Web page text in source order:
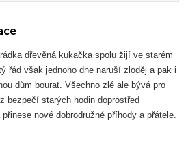
dřevěná kukačka spolu žijí ve starém
řád však jednoho dne naruší zloděj a pak i
dům bourat. Všechno zlé ale bývá pro
bezpečí starých hodin doprostřed
nové dobrodružné příhody a přátele.